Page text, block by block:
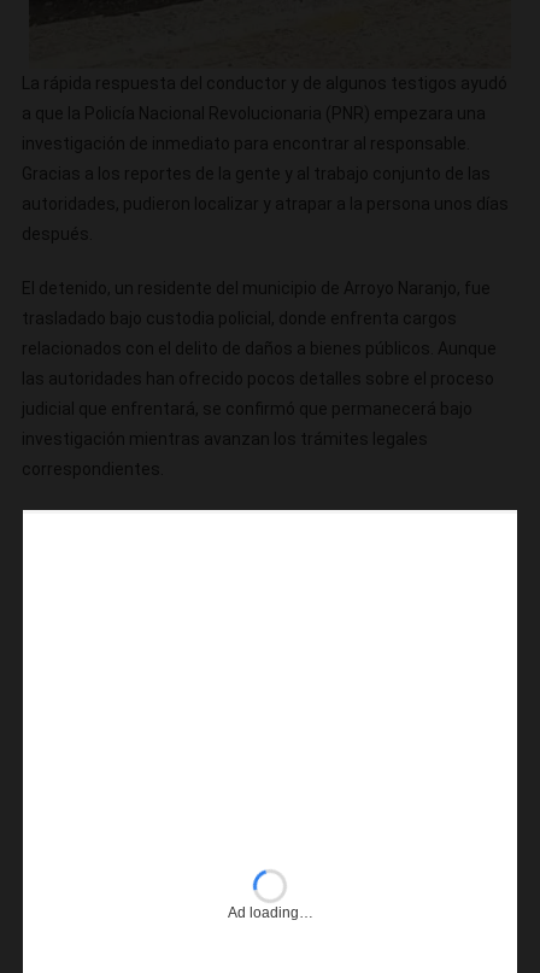
La rápida respuesta del conductor y de algunos testigos ayudó
a que la Policía Nacional Revolucionaria (PNR) empezara una
investigación de inmediato para encontrar al responsable.
Gracias a los reportes de la gente y al trabajo conjunto de las
autoridades, pudieron localizar y atrapar a la persona unos días
después.
El detenido, un residente del municipio de Arroyo Naranjo, fue
trasladado bajo custodia policial, donde enfrenta cargos
relacionados con el delito de daños a bienes públicos. Aunque
las autoridades han ofrecido pocos detalles sobre el proceso
judicial que enfrentará, se confirmó que permanecerá bajo
investigación mientras avanzan los trámites legales
correspondientes.
Ad loading…